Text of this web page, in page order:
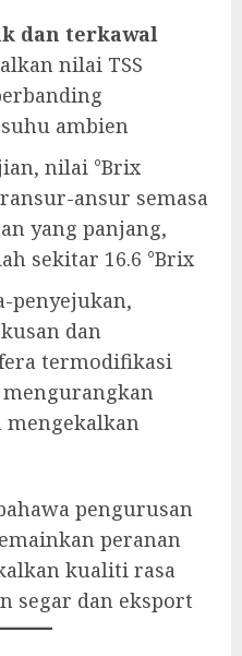
dan terkawal
nilai TSS
ambien
nilai °Brix
ansur semasa
yang panjang,
sekitar 16.6 °Brix
penyejukan,
dan
termodifikasi
mengekalkan
pengurusan
peranan
kualiti rasa
segar dan eksport